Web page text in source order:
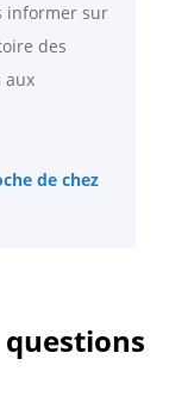
informer sur
des
aux
de chez
questions